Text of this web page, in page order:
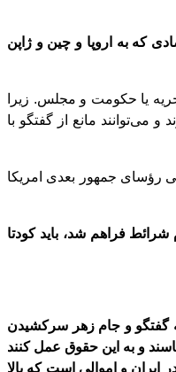
که به اروپا و چین و ﮊاپن
یا حکومت و مجلس. زیرا
و میتوانند مانع از گفتگو با
رؤسای جمهور بعدی امریکا
فراهم شد، باید کودتا
به گفتگو و جام زهر سرکشیدن
و به این حقوق عمل کنند
ایران و اموالی است که بالا